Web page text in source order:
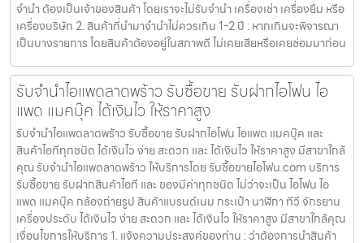
จำนำ ต้องเป็นเจ้าของสินค้า โดยเราจะไม่รับจำนำ เครื่องเช่า เครื่องยืม หรือ
เครื่องบริษัท 2. สินค้าที่นำมาจำนำไม่ควรเกิน 1-2 ปี : หากเกินจะพิจารณา
เป็นบางรายการ โดยสินค้าต้องอยู่ในสภาพดี ไม่เคยเสียหรือเคยซ่อมมาก่อน
รับจำนำไอแพดลาดพร้าว รับซื้อขาย รับฝากไอโฟน ไอ
แพด แมคบุ๊ค ได้เงินไว ให้ราคาสูง
รับจำนำไอแพดลาดพร้าว รับซื้อขาย รับฝากไอโฟน ไอแพด แมคบุ๊ค และ
สินค้าไอทีทุกชนิด ได้เงินไว ง่าย สะดวก และ ได้เงินไว ให้ราคาสูง มีสาขาใกล้
คุณ รับจำนำไอแพดลาดพร้าว ให้บริการโดย รับซื้อขายไอโฟน.com บริการ
รับซื้อขาย รับฝากสินค้าไอที และ ของมีค่าทุกชนิด ไม่ว่าจะเป็น ไอโฟน ไอ
แพด แมคบุ๊ค กล้องถ่ายรูป สินค้าแบรนด์เนม กระเป๋า นาฬิกา ทีวี จักรยาน
เครื่องประดับ ได้เงินไว ง่าย สะดวก และ ได้เงินไว ให้ราคาสูง มีสาขาใกล้คุณ
เงื่อนไขการให้บริการ 1. แจ้งความประสงค์ของท่าน : ว่าต้องการนำสินค้า